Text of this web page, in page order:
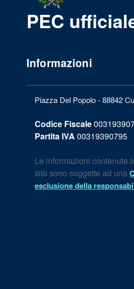
PEC
Informazioni
Piazza Del Popolo - 88842
Codice Fiscale
Partita IVA 00319390795
Le informazioni contenute
sito sono soggette ad una
esclusione della